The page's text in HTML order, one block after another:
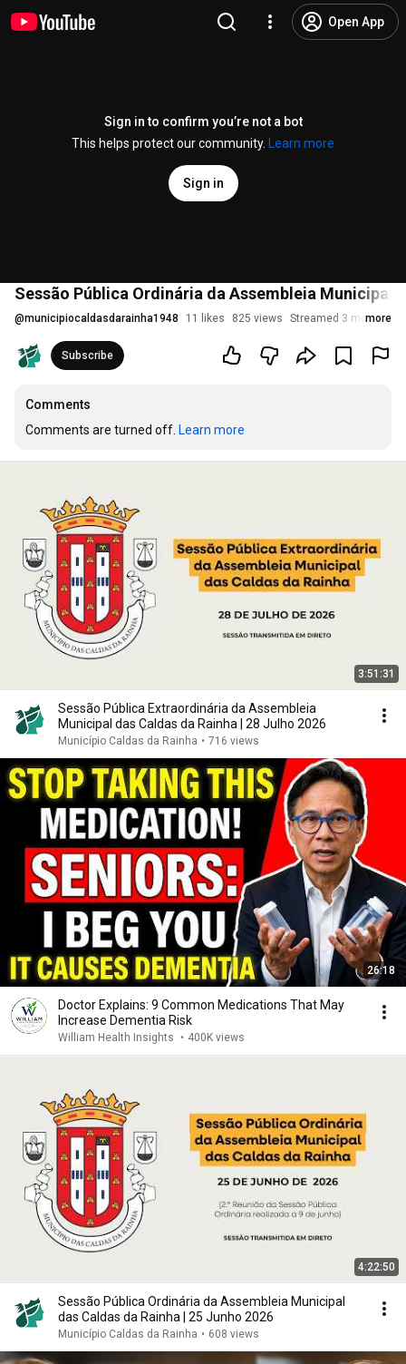
Open App
Sign in to confirm you’re not a bot
This helps protect our community.
Learn more
Sign in
Sessão Pública Ordinária da Assembleia Municipal
@municipiocaldasdarainha1948 11 likes 825 views Streamed 3 months
more
Subscribe
Comments
Comments are turned off. Learn more
3:51:31
Sessão Pública Extraordinária da Assembleia
Municipal das Caldas da Rainha | 28 Julho 2026
Município Caldas da Rainha • 716 views
26:18
Doctor Explains: 9 Common Medications That May
Increase Dementia Risk
William Health Insights • 400K views
4:22:50
Sessão Pública Ordinária da Assembleia Municipal
das Caldas da Rainha | 25 Junho 2026
Município Caldas da Rainha • 608 views